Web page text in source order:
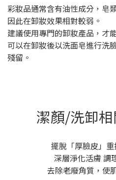
彩妝品通常含有油性成分，皂
因此在卸妝效果相對較弱。
建議使用專門的卸妝產品，才
可以在卸妝後以洗面皂進行洗
殘留。
潔顏/洗卸
擺脫「厚臉皮」
深層淨化活膚 調
去除老廢角質，使